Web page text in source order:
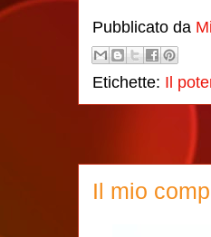
Pubblicato da
Etichette: Il
Il mio